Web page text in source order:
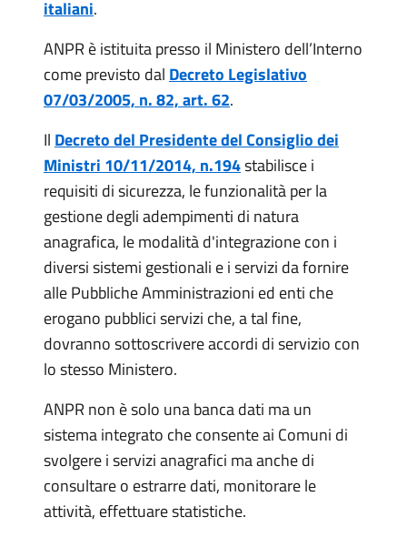
italiani.
ANPR è istituita presso il Ministero dell’Interno
come previsto dal Decreto Legislativo
07/03/2005, n. 82, art. 62.
Il Decreto del Presidente del Consiglio dei
Ministri 10/11/2014, n.194stabilisce i
requisiti di sicurezza, le funzionalità per la
gestione degli adempimenti di natura
anagrafica, le modalità d'integrazione con i
diversi sistemi gestionali e i servizi da fornire
alle Pubbliche Amministrazioni ed enti che
erogano pubblici servizi che, a tal fine,
dovranno sottoscrivere accordi di servizio con
lo stesso Ministero.
ANPR non è solo una banca dati ma un
sistema integrato che consente ai Comuni di
svolgere i servizi anagrafici ma anche di
consultare o estrarre dati, monitorare le
attività, effettuare statistiche.